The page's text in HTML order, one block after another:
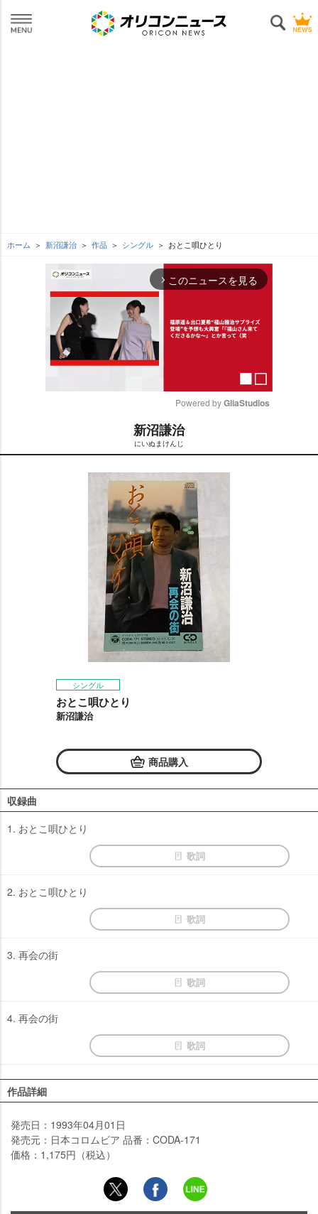
ホーム 新沼謙治 作品 シングル おとこ唄ひとり
arrow_forward_ios このニュースを見る
t
e
Powered by GliaStudios
新沼謙治
にいぬまけんじ
シングル
おとこ唄ひとり
新沼謙治
商品購入
収録曲
1. おとこ唄ひとり
歌詞
2. おとこ唄ひとり
歌詞
3. 再会の街
歌詞
4. 再会の街
歌詞
作品詳細
発売日：1993年04月01日
発売元：日本コロムビア 品番：CODA-171
価格：1,175円（税込）